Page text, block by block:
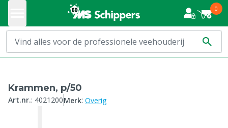
0
Krammen, p/50
Art.nr.: 4021200Merk: Overig